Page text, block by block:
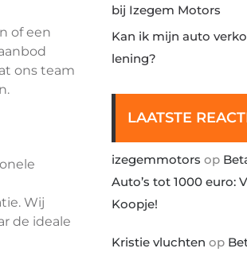
of een
ons team
Wij
de ideale
bij Izegem Motors
Kan ik mijn auto
lening?
LAATSTE
izegemmotors op
Auto’s tot 1000 euro:
Koopje!
Kristie vluchten op